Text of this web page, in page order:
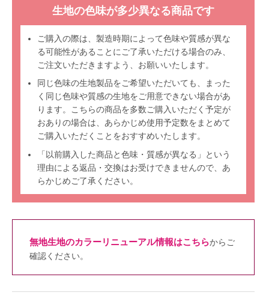
生地の色味が多少異なる商品です
ご購入の際は、製造時期によって色味や質感が異な
る可能性があることにご了承いただける場合のみ、
ご注文いただきますよう、お願いいたします。
同じ色味の生地製品をご希望いただいても、まった
く同じ色味や質感の生地をご用意できない場合があ
ります。こちらの商品を多数ご購入いただく予定が
おありの場合は、あらかじめ使用予定数をまとめて
ご購入いただくことをおすすめいたします。
「以前購入した商品と色味・質感が異なる」という
理由による返品・交換はお受けできませんので、あ
らかじめご了承ください。
無地生地のカラーリニューアル情報はこちらからご
確認ください。